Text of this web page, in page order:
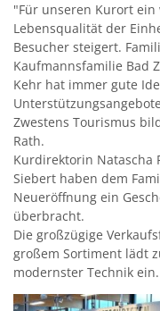
"Für unseren Kurort
Lebensqualität der
Besucher steigert.
Kaufmannsfamilie Bad
Kehr hat immer gute
Zwestens Tourismus
Rath.
Kurdirektorin Natascha
Siebert haben dem
Neueröffnung ein
überbracht.
Die großzügige
großem Sortiment lädt
modernster Technik ein.